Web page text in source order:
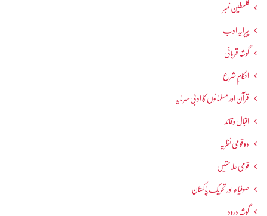
فلسطین نمبر
پیرایہ ادب
گوشہ قربانی
احکامِ شرع
قرآن اور مسلمانوں کا ادبی سرمایہ
اقبال و قائد
دو قومی نظریہ
قومی علامتیں
صوفیاء اور تحریک ِپاکستان
گوشہ درود